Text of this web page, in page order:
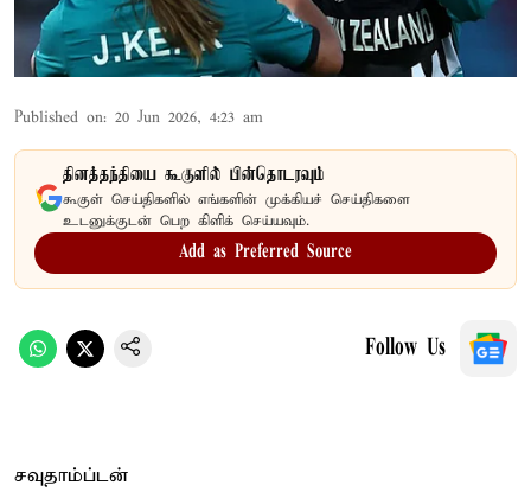
Published on: 20 Jun 2026, 4:23 am
தினத்தந்தியை கூகுளில் பின்தொடரவும்
கூகுள் செய்திகளில் எங்களின் முக்கியச் செய்திகளை
உடனுக்குடன் பெற கிளிக் செய்யவும்.
Add as Preferred Source
Follow Us
சவுதாம்ப்டன்